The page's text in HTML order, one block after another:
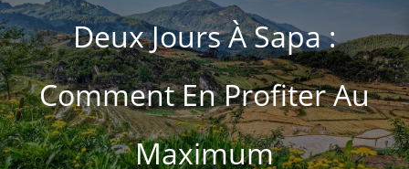
Deux Jours À Sapa :
Comment En Profiter Au
Maximum